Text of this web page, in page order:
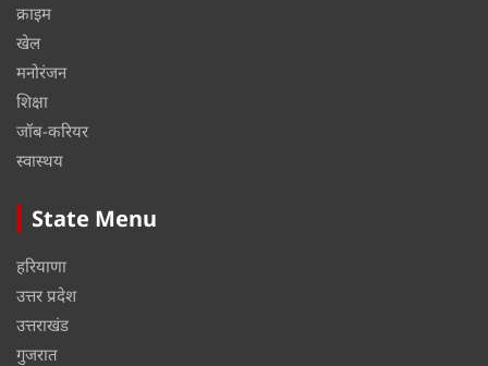
क्राइम
खेल
मनोरंजन
शिक्षा
जॉब-करियर
स्वास्थय
State Menu
हरियाणा
उत्तर प्रदेश
उत्तराखंड
गुजरात